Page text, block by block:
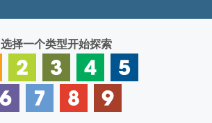
选择一个类型开始探索